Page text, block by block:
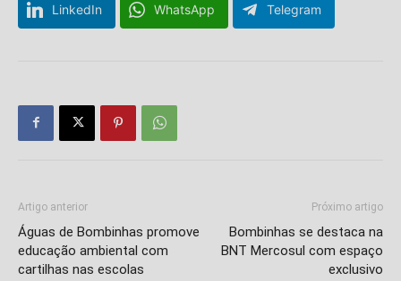
LinkedIn WhatsApp Telegram
Artigo anterior
Águas de Bombinhas promove
educação ambiental com
cartilhas nas escolas
Próximo artigo
Bombinhas se destaca na
BNT Mercosul com espaço
exclusivo